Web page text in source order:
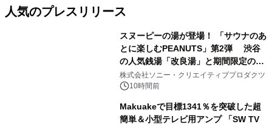
人気のプレスリリース
スヌーピーの湯が登場！ 「サウナのあ
とに楽しむPEANUTS」第2弾 渋谷
の人気銭湯「改良湯」と期間限定のコ
ラボレーション サウナイキタイコラ
ボグッズも発売決定！
株式会社ソニー・クリエイティブプロダクツ
10時間前
Makuakeで目標1341％を突破した超
簡単＆小型テレビ用アンプ 「SW TV